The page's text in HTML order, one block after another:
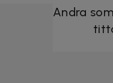
Andra